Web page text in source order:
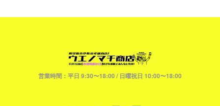
営業時間：平日 9:30〜18:00 / 日曜祝日 10:00〜18:00